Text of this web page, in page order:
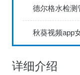
详细介绍